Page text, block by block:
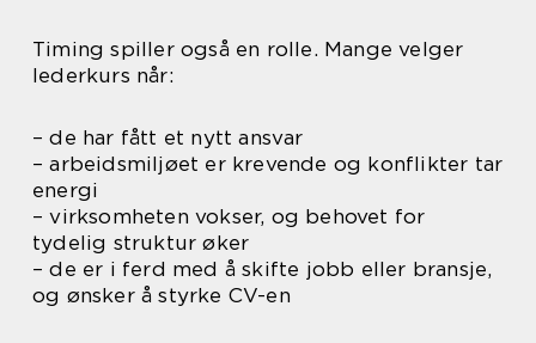
Timing spiller også en rolle. Mange velger
lederkurs når:
– de har fått et nytt ansvar
– arbeidsmiljøet er krevende og konflikter tar
energi
– virksomheten vokser, og behovet for
tydelig struktur øker
– de er i ferd med å skifte jobb eller bransje,
og ønsker å styrke CV-en